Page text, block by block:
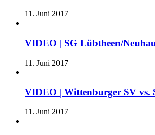
11. Juni 2017
VIDEO | SG Lübtheen/
11. Juni 2017
VIDEO | Wittenburger SV vs.
11. Juni 2017